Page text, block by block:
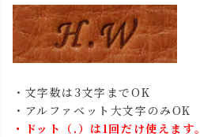
・文字数は3文字までOK
・アルファベット大文字のみOK
・ドット（.）は1回だけ使えます。